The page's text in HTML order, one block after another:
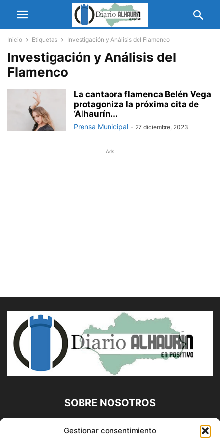
Gestionar consentimiento
Inicio Etiquetas Investigación y Análisis del Flamenco
Investigación y Análisis del
Flamenco
La cantaora flamenca Belén Vega
protagoniza la próxima cita de
‘Alhaurín...
Prensa Municipal - 27 diciembre, 2023
Ads
SOBRE NOSOTROS
Diario Alhaurín (www.alhaurindelatorre.com) Propiedad de
Francisco E. López López | 639 95 71 95 | Noticias de